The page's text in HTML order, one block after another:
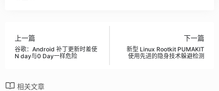
上一篇
谷歌：Android 补丁更新时差使
N day与0 Day一样危险
下一篇
新型 Linux Rootkit PUMAKIT
使用先进的隐身技术躲避检测
相关文章